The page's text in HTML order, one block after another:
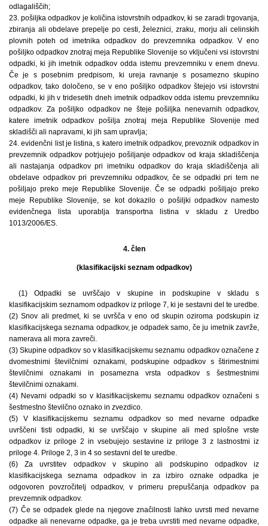
odlagališčih;
23. pošiljka odpadkov je količina istovrstnih odpadkov, ki se zaradi trgovanja,
zbiranja ali obdelave prepelje po cesti, železnici, zraku, morju ali celinskih
plovnih poteh od imetnika odpadkov do prevzemnika odpadkov. V eno
pošiljko odpadkov znotraj meja Republike Slovenije so vključeni vsi istovrstni
odpadki, ki jih imetnik odpadkov odda istemu prevzemniku v enem dnevu.
Če je s posebnim predpisom, ki ureja ravnanje s posamezno skupino
odpadkov, tako določeno, se v eno pošiljko odpadkov štejejo vsi istovrstni
odpadki, ki jih v tridesetih dneh imetnik odpadkov odda istemu prevzemniku
odpadkov. Za pošiljko odpadkov ne šteje pošiljka nenevarnih odpadkov,
katere imetnik odpadkov pošilja znotraj meja Republike Slovenije med
skladišči ali napravami, ki jih sam upravlja;
24. evidenčni list je listina, s katero imetnik odpadkov, prevoznik odpadkov in
prevzemnik odpadkov potrjujejo pošiljanje odpadkov od kraja skladiščenja
ali nastajanja odpadkov pri imetniku odpadkov do kraja skladiščenja ali
obdelave odpadkov pri prevzemniku odpadkov, če se odpadki pri tem ne
pošiljajo preko meje Republike Slovenije. Če se odpadki pošiljajo preko
meje Republike Slovenije, se kot dokazilo o pošiljki odpadkov namesto
evidenčnega lista uporablja transportna listina v skladu z Uredbo
1013/2006/ES.
4. člen
(klasifikacijski seznam odpadkov)
(1) Odpadki se uvrščajo v skupine in podskupine v skladu s
klasifikacijskim seznamom odpadkov iz priloge 7, ki je sestavni del te uredbe.
(2) Snov ali predmet, ki se uvršča v eno od skupin oziroma podskupin iz
klasifikacijskega seznama odpadkov, je odpadek samo, če ju imetnik zavrže,
namerava ali mora zavreči.
(3) Skupine odpadkov so v klasifikacijskemu seznamu odpadkov označene z
dvomestnimi številčnimi oznakami, podskupine odpadkov s štirimestnimi
številčnimi oznakami in posamezna vrsta odpadkov s šestmestnimi
številčnimi oznakami.
(4) Nevarni odpadki so v klasifikacijskemu seznamu odpadkov označeni s
šestmestno številčno oznako in zvezdico.
(5) V klasifikacijskemu seznamu odpadkov so med nevarne odpadke
uvrščeni tisti odpadki, ki se uvrščajo v skupine ali med splošne vrste
odpadkov iz priloge 2 in vsebujejo sestavine iz priloge 3 z lastnostmi iz
priloge 4. Priloge 2, 3 in 4 so sestavni del te uredbe.
(6) Za uvrstitev odpadkov v skupino ali podskupino odpadkov iz
klasifikacijskega seznama odpadkov in za izbiro oznake odpadka je
odgovoren povzročitelj odpadkov, v primeru prepuščanja odpadkov pa
prevzemnik odpadkov.
(7) Če se odpadek glede na njegove značilnosti lahko uvrsti med nevarne
odpadke ali nenevarne odpadke, ga je treba uvrstiti med nevarne odpadke,